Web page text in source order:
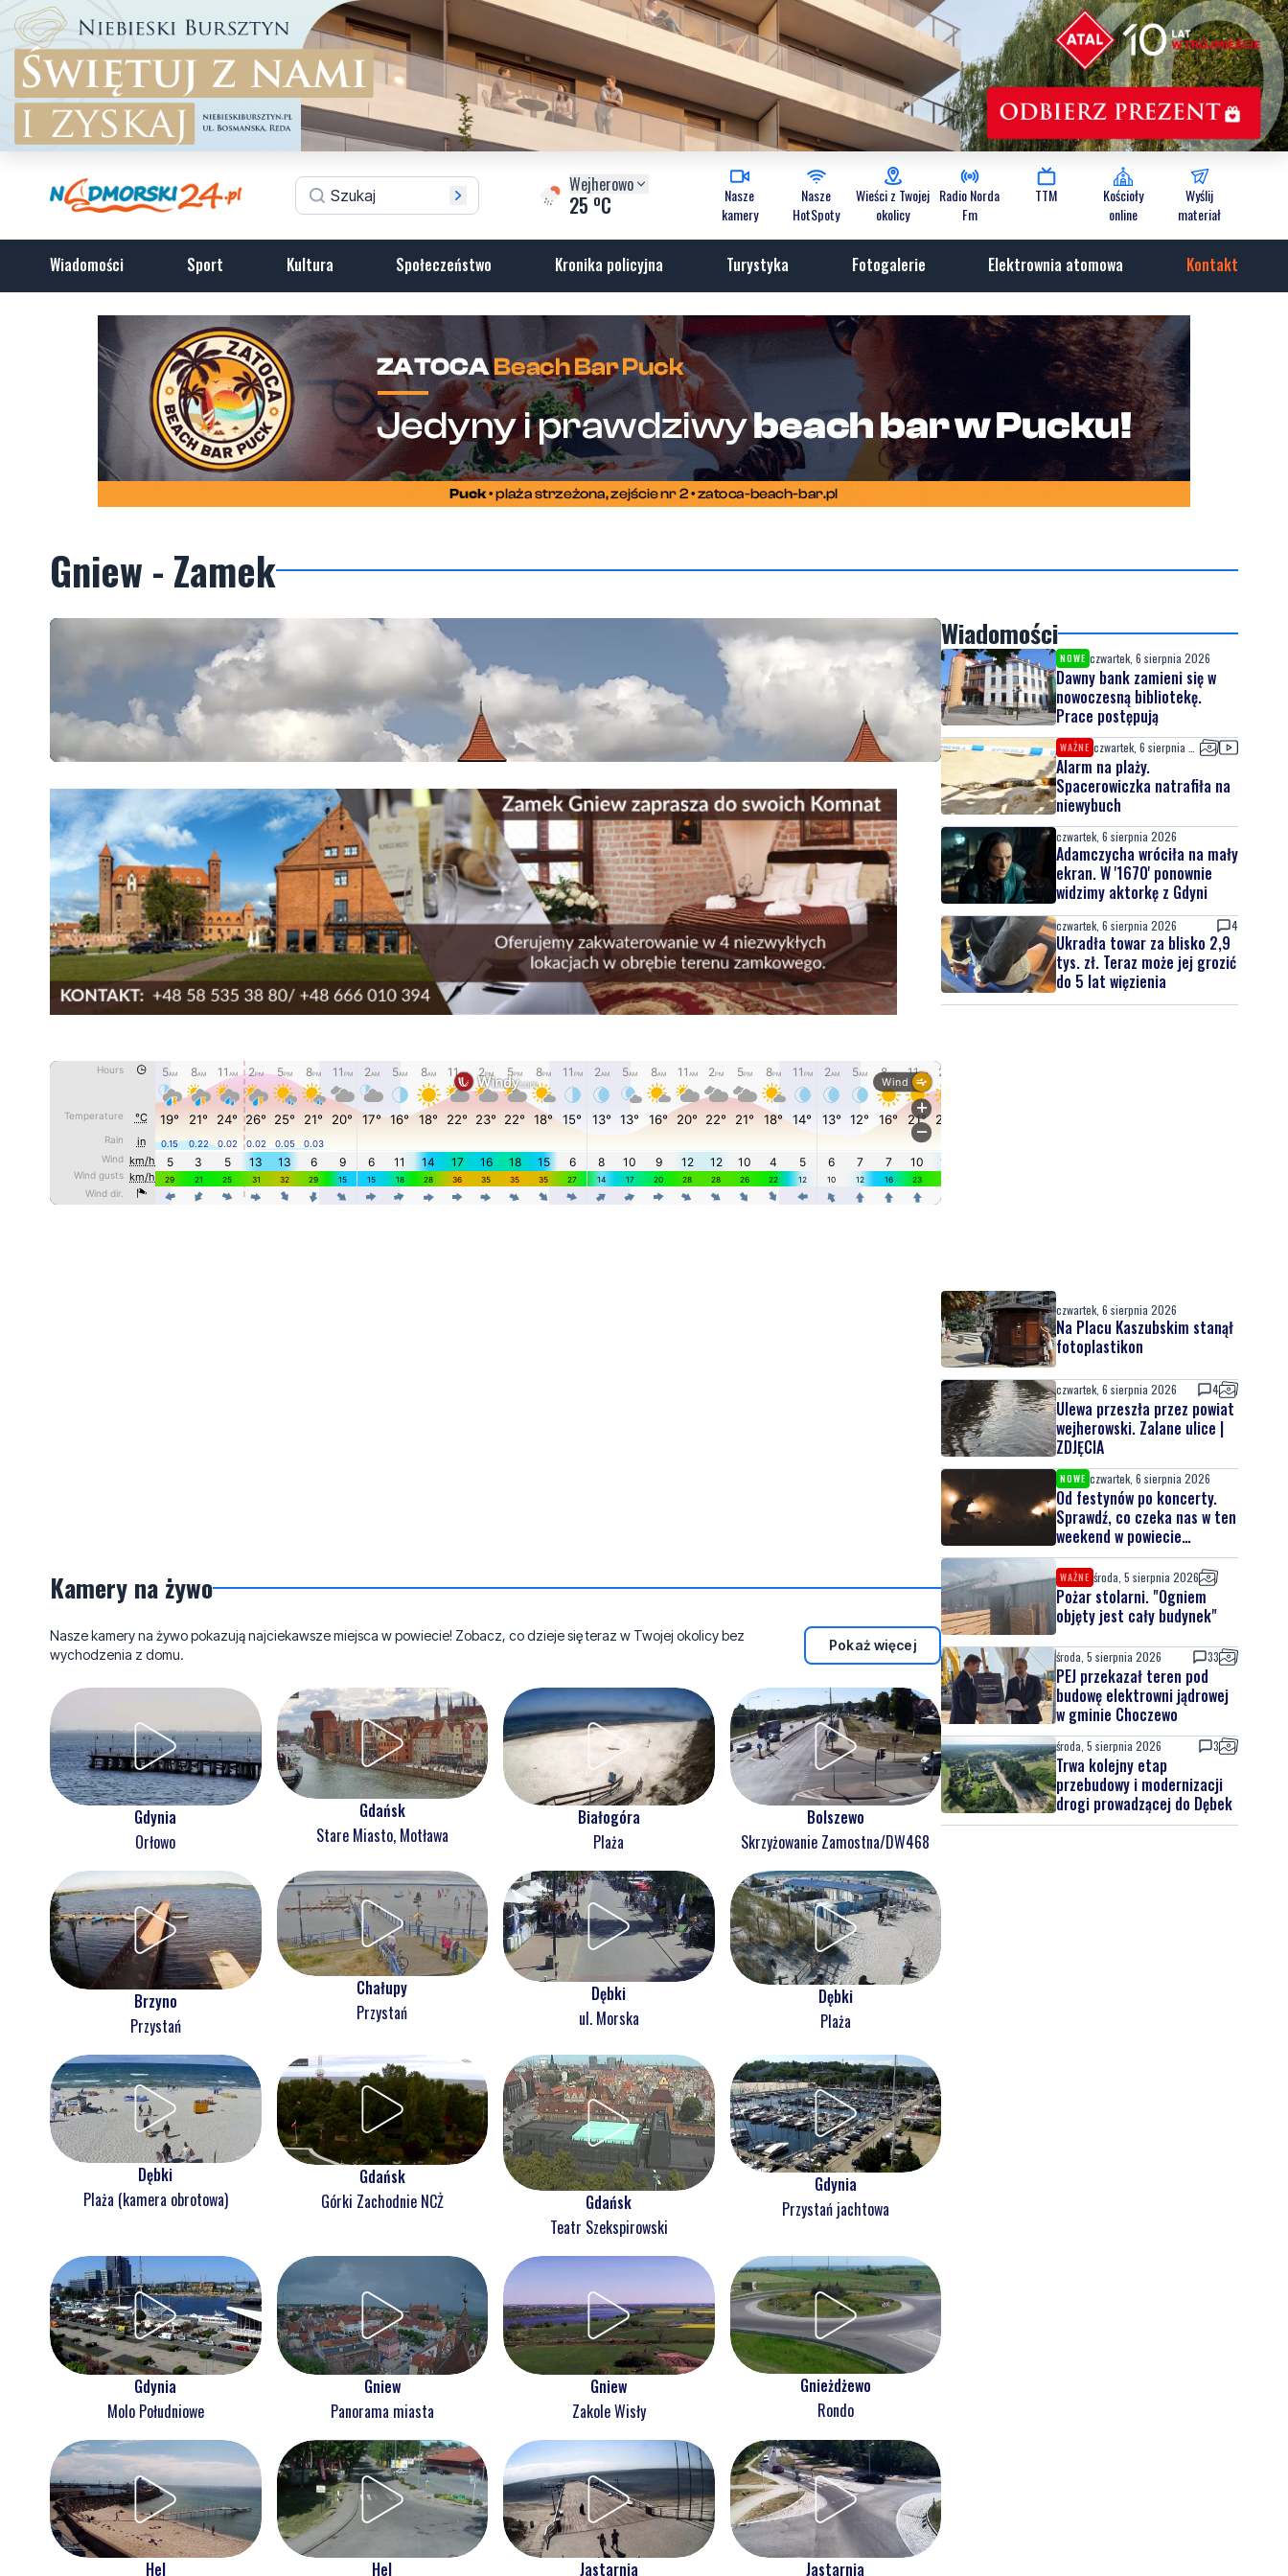
Wejherowo
25 oC
Nasze
kamery
Nasze
HotSpoty
Wieści z Twojej
okolicy
Radio Norda
Fm
TTM
Kościoły
online
Wyślij
materiał
Wiadomości Sport Kultura Społeczeństwo Kronika policyjna Turystyka Fotogalerie Elektrownia atomowa Kontakt
Gniew - Zamek
Kamery na żywo
Nasze kamery na żywo pokazują najciekawsze miejsca w powiecie! Zobacz, co dzieje się teraz w Twojej okolicy bez
wychodzenia z domu.
Pokaż więcej
Gdynia
Orłowo
Gdańsk
Stare Miasto, Motława
Białogóra
Plaża
Bolszewo
Skrzyżowanie Zamostna/DW468
Brzyno
Przystań
Chałupy
Przystań
Dębki
ul. Morska
Dębki
Plaża
Dębki
Plaża (kamera obrotowa)
Gdańsk
Górki Zachodnie NCŻ
Gdańsk
Teatr Szekspirowski
Gdynia
Przystań jachtowa
Gdynia
Molo Południowe
Gniew
Panorama miasta
Gniew
Zakole Wisły
Gnieżdżewo
Rondo
Hel Hel Jastarnia Jastarnia
Wiadomości
NOWE czwartek, 6 sierpnia 2026
Dawny bank zamieni się w
nowoczesną bibliotekę.
Prace postępują
WAŻNE
Alarm na plaży.
Spacerowiczka natrafiła na
niewybuch
czwartek, 6 sierpnia 2026
Adamczycha wróciła na mały
ekran. W '1670' ponownie
widzimy aktorkę z Gdyni
czwartek, 6 sierpnia 2026 4
Ukradła towar za blisko 2,9
tys. zł. Teraz może jej grozić
do 5 lat więzienia
czwartek, 6 sierpnia 2026
Na Placu Kaszubskim stanął
fotoplastikon
czwartek, 6 sierpnia 2026 4
Ulewa przeszła przez powiat
wejherowski. Zalane ulice |
ZDJĘCIA
NOWE czwartek, 6 sierpnia 2026
Od festynów po koncerty.
Sprawdź, co czeka nas w ten
weekend w powiecie
lęborskim
WAŻNE środa, 5 sierpnia 2026
Pożar stolarni. "Ogniem
objęty jest cały budynek"
środa, 5 sierpnia 2026 33
PEJ przekazał teren pod
budowę elektrowni jądrowej
w gminie Choczewo
środa, 5 sierpnia 2026 3
Trwa kolejny etap
przebudowy i modernizacji
drogi prowadzącej do Dębek